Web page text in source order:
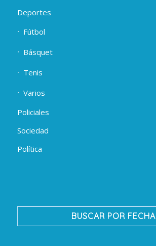
Deportes
Fútbol
Básquet
Tenis
Varios
Policiales
Sociedad
Política
BUSCAR POR FECHA